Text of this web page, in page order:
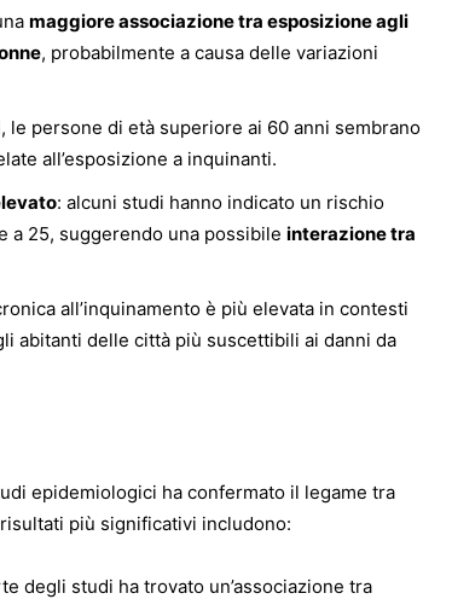
maggiore associazione tra esposizione agli
, probabilmente a causa delle variazioni
le persone di età superiore ai 60 anni sembrano
all’esposizione a inquinanti.
: alcuni studi hanno indicato un rischio
a 25, suggerendo una possibile interazione tra
all’inquinamento è più elevata in contesti
abitanti delle città più suscettibili ai danni da
epidemiologici ha confermato il legame tra
più significativi includono:
degli studi ha trovato un’associazione tra